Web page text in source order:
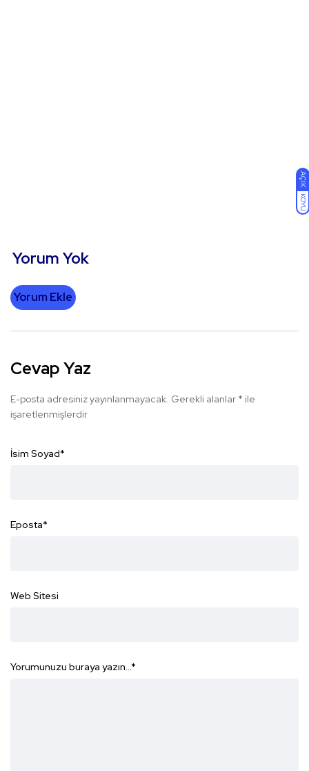
AÇIK
KOYU
Yorum Yok
Yorum Ekle
Cevap Yaz
E-posta adresiniz yayınlanmayacak. Gerekli alanlar * ile
işaretlenmişlerdir
İsim Soyad*
Eposta*
Web Sitesi
Yorumunuzu buraya yazın...*